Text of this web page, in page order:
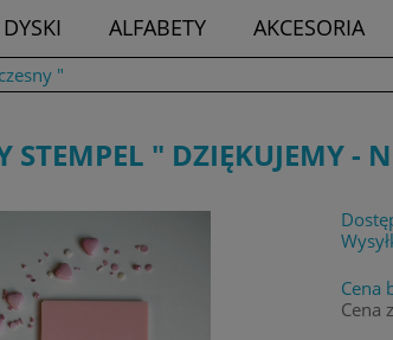
DYSKI ALFABETY AKCESORIA
"
STEMPEL " DZIĘKUJEMY -
Cena
Cena